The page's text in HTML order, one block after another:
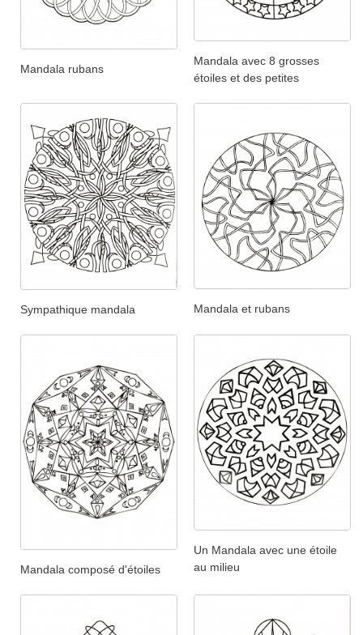
Mandala rubans
Mandala avec 8 grosses
étoiles et des petites
Sympathique mandala Mandala et rubans
Mandala composé d'étoiles
Un Mandala avec une étoile
au milieu